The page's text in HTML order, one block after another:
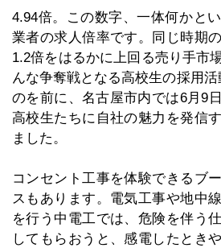
4.94倍。この数字、一体何かと
業者の求人倍率です。同じ時期
1.2倍をはるかに上回る売り手市
んな争奪戦となる高校生の採用
のを前に、名古屋市内では6月9
高校生たちに自社の魅力を発信
ました。
コンセント工事を体験できるブ
スもあります。電気工事や地中
を行う中電工では、危険を伴う
してもらおうと、感電したとき